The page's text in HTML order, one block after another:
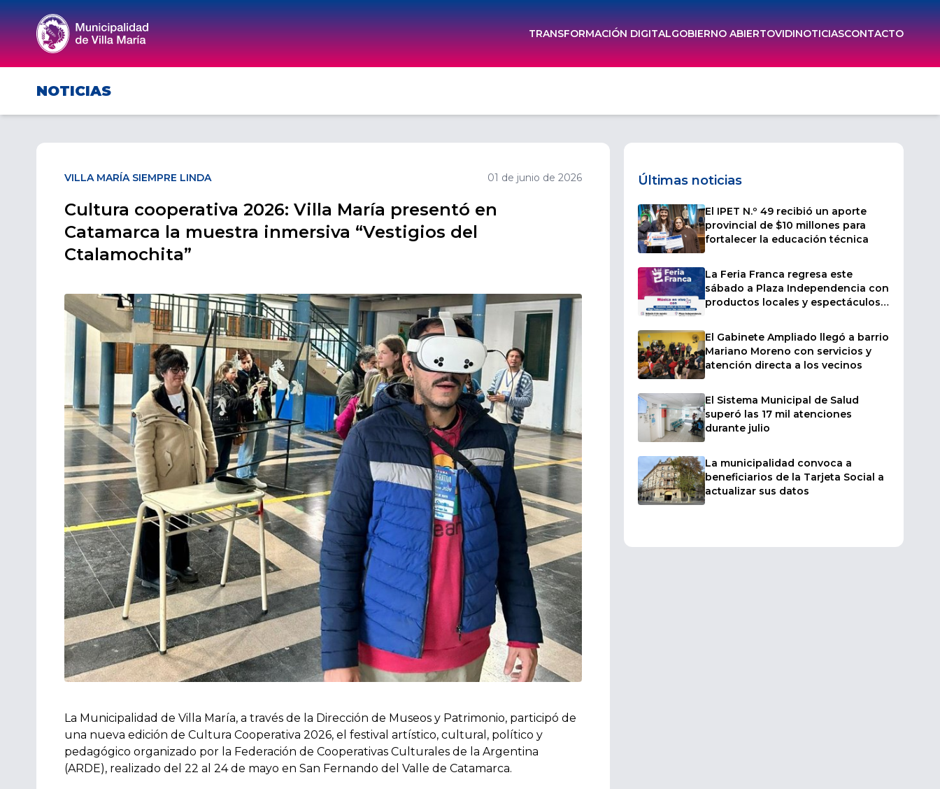
TRANSFORMACIÓN DIGITALGOBIERNO ABIERTOVIDINOTICIASCONTACTO
NOTICIAS
VILLA MARÍA SIEMPRE LINDA 01 de junio de 2026
Cultura cooperativa 2026: Villa María presentó en
Catamarca la muestra inmersiva “Vestigios del
Ctalamochita”
La Municipalidad de Villa María, a través de la Dirección de Museos y Patrimonio, participó de
una nueva edición de Cultura Cooperativa 2026, el festival artístico, cultural, político y
pedagógico organizado por la Federación de Cooperativas Culturales de la Argentina
(ARDE), realizado del 22 al 24 de mayo en San Fernando del Valle de Catamarca.
Últimas noticias
El IPET N.º 49 recibió un aporte
provincial de $10 millones para
fortalecer la educación técnica
La Feria Franca regresa este
sábado a Plaza Independencia con
productos locales y espectáculos
El Gabinete Ampliado llegó a barrio
Mariano Moreno con servicios y
atención directa a los vecinos
El Sistema Municipal de Salud
superó las 17 mil atenciones
durante julio
La municipalidad convoca a
beneficiarios de la Tarjeta Social a
actualizar sus datos